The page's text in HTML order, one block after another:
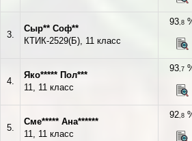
3.
Сыр** Соф**
КТИК-2529(Б), 11 класс
93,8
4.
Яко***** Пол***
11, 11 класс
93,7
5.
Сме***** Ана******
11, 11 класс
92,8